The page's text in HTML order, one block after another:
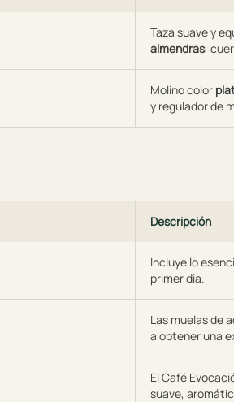
Taza suave y
almendras,
Molino color
y regulador de
Descripción
Incluye lo
primer día.
Las muelas de
a obtener una
El Café
suave,